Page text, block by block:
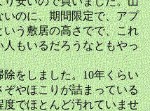
のに、期間限定で、アプ
う敷居の高さでで、これ
もいるだろうなともやっ
をしました。10年くらい
やほこりが詰まっている
でほとんど汚れていませ